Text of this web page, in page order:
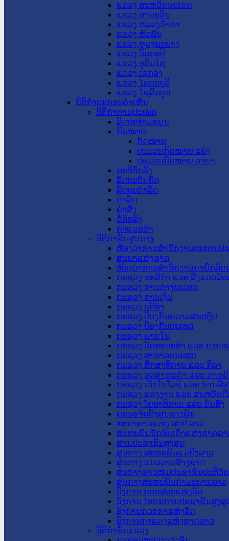
ແຂວງ ສະຫວັນນະເຂດ
ແຂວງ ສາລະວັນ
ແຂວງ ຫລວງນໍ້າທາ
ແຂວງ ຫົວພັນ
ແຂວງ ຫຼວງພະບາງ
ແຂວງ ອັດຕະປື
ແຂວງ ອຸດົມໄຊ
ແຂວງ ເຊກອງ
ແຂວງ ໄຊຍະບູລີ
ແຂວງ ໄຊສົມບູນ
ນິຕິກໍາປະກອບຄໍາເຫັນ
ນິຕິກໍາຕາມປະເພດ
ລັດຖະທໍາມະນູນ
ກົດໝາຍ
ກົດໝາຍ
ປະມວນກົດໝາຍ ແພ່ງ
ປະມວນກົດໝາຍ ອາຍາ
ມະຕິຕົກລົງ
ລັດຖະບັນຍັດ
ລັດຖະດໍາລັດ
ດໍາລັດ
ຄໍາສັ່ງ
ຂໍ້ຕົກລົງ
ຄໍາແນະນໍາ
ນິຕິກຳຂັ້ນສູນກາງ
ຫ້ອງວ່າການສໍານັກງານປະທານປ
ສະພາແຫ່ງຊາດ
ຫ້ອງວ່າການສຳນັກງານນາຍົກລັດ
ກະຊວງ ກະສິກຳ ແລະ ສິ່ງແວດລ້ອ
ກະຊວງ ການຕ່າງປະເທດ
ກະຊວງ ການເງິນ
ກະຊວງ ຍຸຕິທໍາ
ກະຊວງ ປ້ອງກັນຄວາມສະຫງົບ
ກະຊວງ ປ້ອງກັນປະເທດ
ກະຊວງ ພາຍໃນ
ກະຊວງ ວັດທະນະທຳ ແລະ ການທ່
ກະຊວງ ສາທາລະນະສຸກ
ກະຊວງ ສຶກສາທິການ ແລະ ກິລາ
ກະຊວງ ອຸດສາຫະກຳ ແລະ ການຄ້
ກະຊວງ ເຕັກໂນໂລຊີ ແລະ ການສື່
ກະຊວງ ແຮງງານ ແລະ ສະຫວັດ
ກະຊວງ ໂຍທາທິການ ແລະ ຂົນສົ່ງ
ຄະນະຈັດຕັ້ງສູນກາງພັກ
ທະນາຄານແຫ່ງ ສປປ ລາວ
ສະຫະພັນນັກຮົບເກົ່າແຫ່ງຊາດລາ
ສານປະຊາຊົນສູງສຸດ
ສູນກາງ ສະຫະພັນແມ່ຍິງລາວ
ສູນກາງ ແນວລາວສ້າງຊາດ
ສູນກາງຊາວໜຸ່ມປະຊາຊົນປະຕິວັ
ສູນກາງສະຫະພັນກຳມະບານລາວ
ອົງການ ກວດສອບແຫ່ງລັດ
ອົງການ ໄອຍະການປະຊາຊົນສູງສຸ
ອົງການກວດກາແຫ່ງລັດ
ອົງການກາແດງແຫ່ງຊາດລາວ
ນິຕິກໍາຂັ້ນແຂວງ